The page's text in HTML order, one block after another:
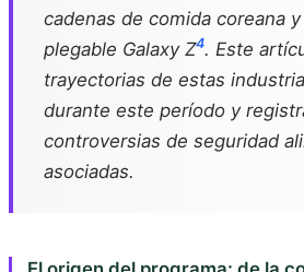
cadenas de comida coreana
plegable Galaxy Z4. Este
trayectorias de estas
durante este período y
controversias de seguridad
asociadas.